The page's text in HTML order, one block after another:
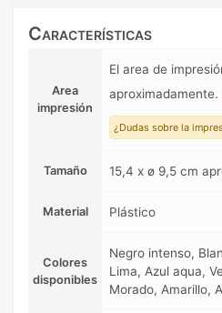
Características
Area
impresión
El area de
aproximadamente.
¿Dudas sobre la
Tamaño 15,4 x ø 9,5 cm
Material Plástico
Colores
disponibles
Negro intenso,
Lima, Azul aqua,
Morado, Amarillo,